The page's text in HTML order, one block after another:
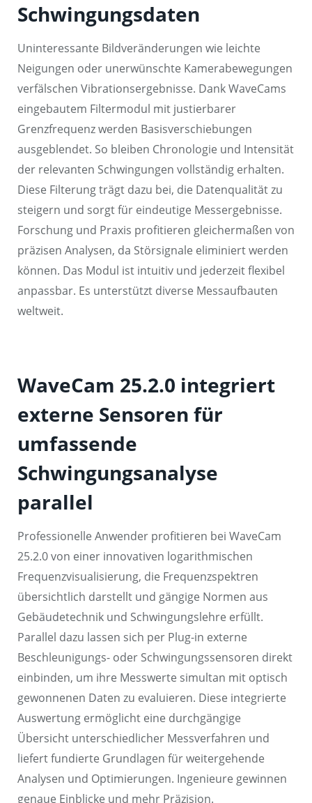
Schwingungsdaten
Uninteressante Bildveränderungen wie leichte
Neigungen oder unerwünschte Kamerabewegungen
verfälschen Vibrationsergebnisse. Dank WaveCams
eingebautem Filtermodul mit justierbarer
Grenzfrequenz werden Basisverschiebungen
ausgeblendet. So bleiben Chronologie und Intensität
der relevanten Schwingungen vollständig erhalten.
Diese Filterung trägt dazu bei, die Datenqualität zu
steigern und sorgt für eindeutige Messergebnisse.
Forschung und Praxis profitieren gleichermaßen von
präzisen Analysen, da Störsignale eliminiert werden
können. Das Modul ist intuitiv und jederzeit flexibel
anpassbar. Es unterstützt diverse Messaufbauten
weltweit.
WaveCam 25.2.0 integriert
externe Sensoren für
umfassende
Schwingungsanalyse
parallel
Professionelle Anwender profitieren bei WaveCam
25.2.0 von einer innovativen logarithmischen
Frequenzvisualisierung, die Frequenzspektren
übersichtlich darstellt und gängige Normen aus
Gebäudetechnik und Schwingungslehre erfüllt.
Parallel dazu lassen sich per Plug-in externe
Beschleunigungs- oder Schwingungssensoren direkt
einbinden, um ihre Messwerte simultan mit optisch
gewonnenen Daten zu evaluieren. Diese integrierte
Auswertung ermöglicht eine durchgängige
Übersicht unterschiedlicher Messverfahren und
liefert fundierte Grundlagen für weitergehende
Analysen und Optimierungen. Ingenieure gewinnen
genaue Einblicke und mehr Präzision.